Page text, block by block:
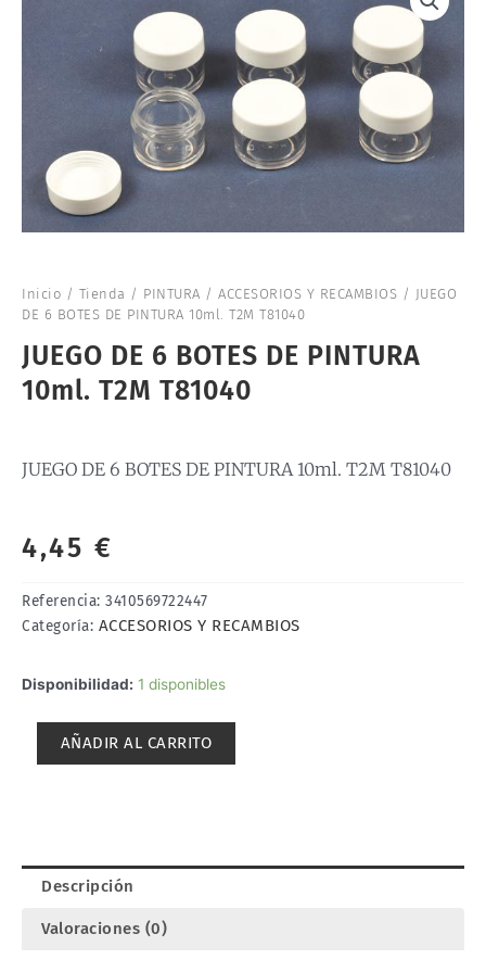
Inicio / Tienda / PINTURA / ACCESORIOS Y RECAMBIOS / JUEGO
DE 6 BOTES DE PINTURA 10ml. T2M T81040
JUEGO DE 6 BOTES DE PINTURA
10ml. T2M T81040
JUEGO DE 6 BOTES DE PINTURA 10ml. T2M T81040
4,45 €
Referencia: 3410569722447
Categoría: ACCESORIOS Y RECAMBIOS
Disponibilidad: 1 disponibles
JUEGO
T81040
AÑADIR AL CARRITO
Descripción
Valoraciones (0)